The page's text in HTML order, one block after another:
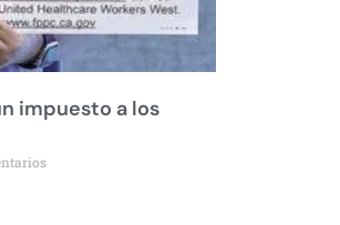
impuesto a los